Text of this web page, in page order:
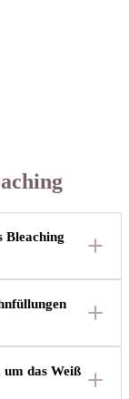
Bleaching
das Weiß